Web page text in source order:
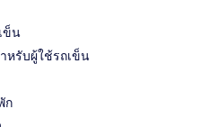
ข็น
หรับผู้ใช้รถเข็น
ก